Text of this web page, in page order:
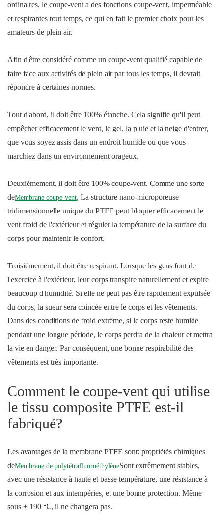
ordinaires, le coupe-vent a des fonctions coupe-vent, imperméable
et respirantes tout temps, ce qui en fait le premier choix pour les
amateurs de plein air.
Afin d'être considéré comme un coupe-vent qualifié capable de
faire face aux activités de plein air par tous les temps, il devrait
répondre à certaines normes.
Tout d'abord, il doit être 100% étanche. Cela signifie qu'il peut
empêcher efficacement le vent, le gel, la pluie et la neige d'entrer,
que vous soyez assis dans un endroit humide ou que vous
marchiez dans un environnement orageux.
Deuxièmement, il doit être 100% coupe-vent. Comme une sorte
deMembrane coupe-vent, La structure nano-microporeuse
tridimensionnelle unique du PTFE peut bloquer efficacement le
vent froid de l'extérieur et réguler la température de la surface du
corps pour maintenir le confort.
Troisièmement, il doit être respirant. Lorsque les gens font de
l'exercice à l'extérieur, leur corps transpire naturellement et expire
beaucoup d'humidité. Si elle ne peut pas être rapidement expulsée
du corps, la sueur sera coincée entre le corps et les vêtements.
Dans des conditions de froid extrême, si le corps reste humide
pendant une longue période, le corps perdra de la chaleur et mettra
la vie en danger. Par conséquent, une bonne respirabilité des
vêtements est très importante.
Comment le coupe-vent qui utilise
le tissu composite PTFE est-il
fabriqué?
Les avantages de la membrane PTFE sont: propriétés chimiques
deMembrane de polytétrafluoroéthylèneSont extrêmement stables,
avec une résistance à haute et basse température, une résistance à
la corrosion et aux intempéries, et une bonne protection. Même
sous ± 190 ℃, il ne changera pas.